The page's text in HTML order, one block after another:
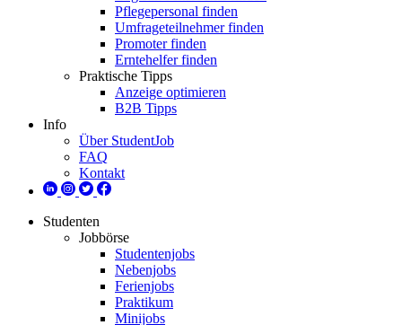
Pflegepersonal finden
Umfrageteilnehmer finden
Promoter finden
Erntehelfer finden
Praktische Tipps
Anzeige optimieren
B2B Tipps
Info
Über StudentJob
FAQ
Kontakt
Studenten
Jobbörse
Studentenjobs
Nebenjobs
Ferienjobs
Praktikum
Minijobs